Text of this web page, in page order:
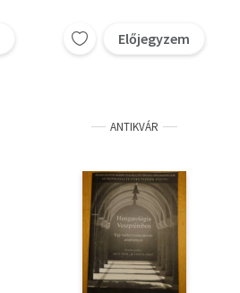
Előjegyzem
ANTIKVÁR